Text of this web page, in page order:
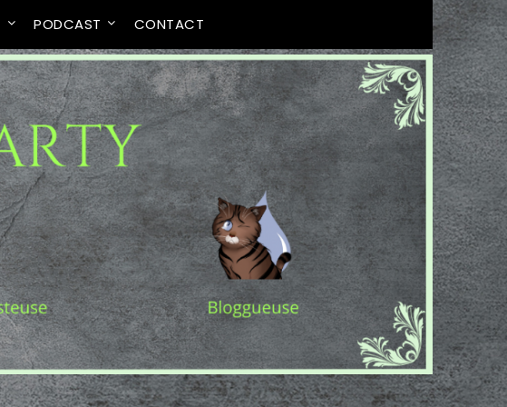
PODCAST CONTACT